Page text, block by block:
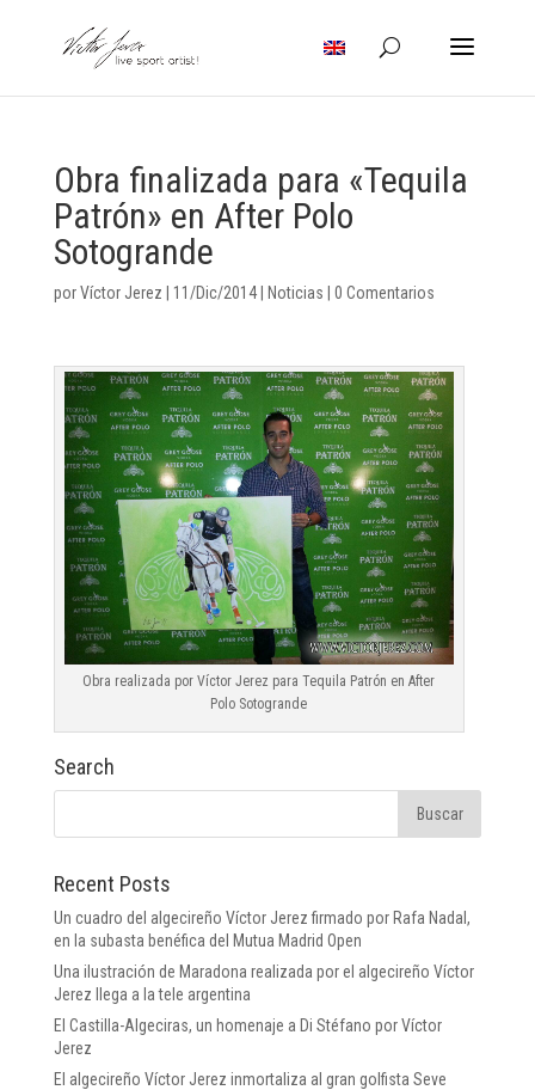
Obra finalizada para «Tequila
Patrón» en After Polo
Sotogrande
porVíctor Jerez 11/Dic/2014| Noticias 0 Comentarios
Obra realizada por Víctor Jerez para Tequila Patrón en After
Polo Sotogrande
Search
Recent Posts
Un cuadro del algecireño Víctor Jerez firmado por Rafa Nadal,
en la subasta benéfica del Mutua Madrid Open
Una ilustración de Maradona realizada por el algecireño Víctor
Jerez llega a la tele argentina
El Castilla-Algeciras, un homenaje a Di Stéfano por Víctor
Jerez
El algecireño Víctor Jerez inmortaliza al gran golfista Seve